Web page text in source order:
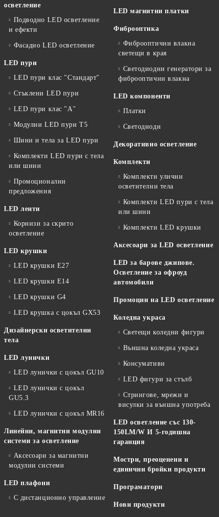
осветление
Подводно LED осветление
и ефекти
Фасадно LED осветление
LED пури
LED пури клас "Стандарт"
Стъклени LED пури
LED пури клас "А"
Модулни LED пури T5
Шини и тела за LED пури
Комплекти LED пури с тела
или шини
Промоционални
предложения
LED ленти
Корнизи за скрито
осветление
LED крушки
LED крушки E27
LED крушки E14
LED крушки G4
LED крушка с цокъл GX53
Дизайнерски осветителни
тела
LED лунички
LED лунички с цокъл GU10
LED лунички с цокъл
GU5.3
LED лунички с цокъл MR16
Линейни, магнитни модулни
системи за осветление
Аксесоари за магнитни
модулни системи
LED плафони
С дистанционно управление
LED магнитни платки
Фиброоптика
Фиброоптични влакна
светещи в края
Светодиодни генератори за
фиброоптични влакна
LED компоненти
Платки
Светодиоди
Декоративно осветление
Комплекти
Комплекти улични
осветителни тела
Комплекти LED пури с тела
или шини
Комплекти LED крушки
Аксесоари за LED осветление
LED за барове джипове.
Осветление за офроуд
автомобили
Промоции на LED осветление
Коледна украса
Светещи коледни фигури
Външна коледна украса
Консумативи
LED фигури за стълб
Стрингове, мрежи и
висулки за външна употреба
LED осветление със 130-
150LM/W И 5-годишна
гаранция
Мостри, преоценени и
единични бройки продукти
Програматори
Нови продукти